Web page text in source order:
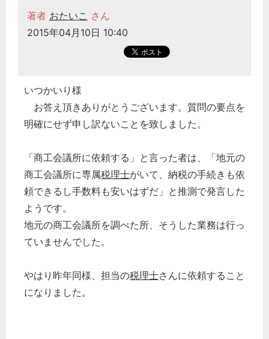
著者 おたいこ さん
2015年04月10日 10:40
いつかいり様
お答え頂きありがとうございます。質問の要点を
明確にせず申し訳ないことを致しました。
「商工会議所に依頼する」と言った者は、「地元の
商工会議所に専属税理士がいて、納税の手続きも依
頼できるし手数料も安いはずだ」と推測で発言した
ようです。
地元の商工会議所を調べた所、そうした業務は行っ
ていませんでした。
やはり昨年同様、担当の税理士さんに依頼すること
になりました。